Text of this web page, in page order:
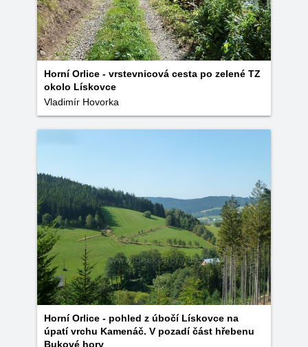
Horní Orlice - vrstevnicová cesta po zelené TZ
okolo Lískovce
Vladimír Hovorka
Horní Orlice - pohled z úbočí Lískovce na
úpatí vrchu Kamenáč. V pozadí část hřebenu
Bukové hory